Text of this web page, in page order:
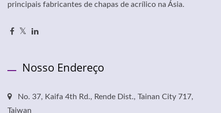
principais fabricantes de chapas de acrílico na Ásia.
Nosso Endereço
No. 37, Kaifa 4th Rd., Rende Dist., Tainan City 717,
Taiwan